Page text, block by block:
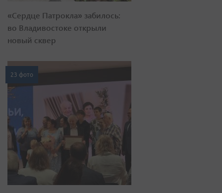
«Сердце Патрокла» забилось:
во Владивостоке открыли
новый сквер
23 фото